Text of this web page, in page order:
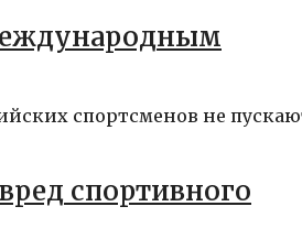
спортсменов не
спортивного